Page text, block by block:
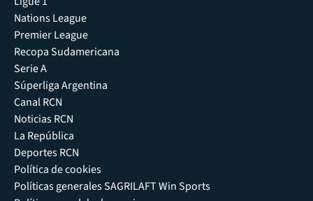
Nations League
Premier League
Recopa Sudamericana
Serie A
Súperliga Argentina
Canal RCN
Noticias RCN
La República
Deportes RCN
Política de cookies
Políticas generales SAGRILAFT Win Sports